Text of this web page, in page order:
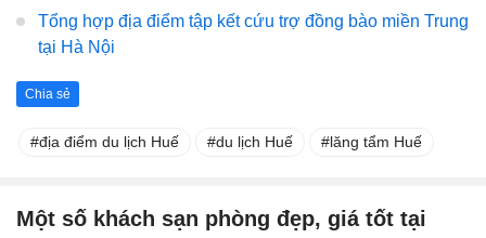
Tổng hợp địa điểm tập kết cứu trợ đồng bào miền Trung
tại Hà Nội
Chia sẻ
địa điểm du lịch Huế du lịch Huế lăng tẩm Huế
Một số khách sạn phòng đẹp, giá tốt tại